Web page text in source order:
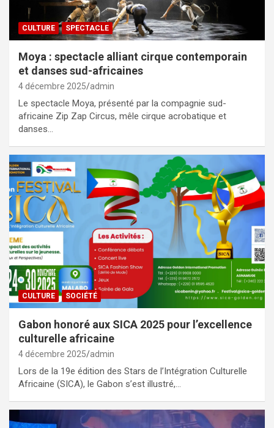
CULTURE SPECTACLE
Moya : spectacle alliant cirque contemporain
et danses sud-africaines
4 décembre 2025 admin
Le spectacle Moya, présenté par la compagnie sud-
africaine Zip Zap Circus, mêle cirque acrobatique et
danses…
CULTURE SOCIÉTÉ
Gabon honoré aux SICA 2025 pour l’excellence
culturelle africaine
4 décembre 2025 admin
Lors de la 19e édition des Stars de l’Intégration Culturelle
Africaine (SICA), le Gabon s’est illustré,…